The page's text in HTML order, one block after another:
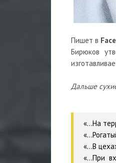
Пишет в
Бирюков
Дальше
«...На
«...В
«...При